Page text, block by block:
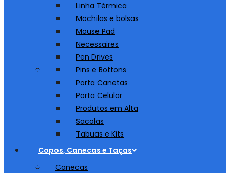
Linha Térmica
Mochilas e bolsas
Mouse Pad
Necessaires
Pen Drives
Pins e Bottons
Porta Canetas
Porta Celular
Produtos em Alta
Sacolas
Tabuas e Kits
Copos, Canecas e Taças
Canecas